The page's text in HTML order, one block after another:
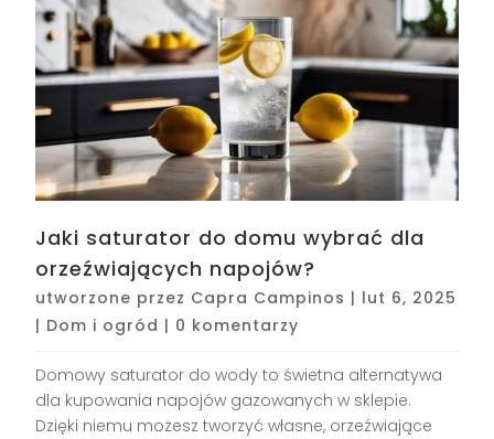
Jaki saturator do domu wybrać dla
orzeźwiających napojów?
utworzone przez Capra Campinos | lut 6, 2025
| Dom i ogród | 0 komentarzy
Domowy saturator do wody to świetna alternatywa
dla kupowania napojów gazowanych w sklepie.
Dzięki niemu możesz tworzyć własne, orzeźwiające